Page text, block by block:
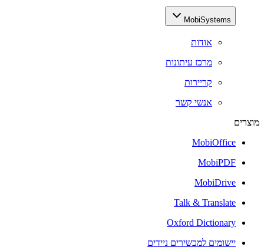
MobiSystems
אודות
מרכז עיתונות
קריירות
אנשי קשר
מוצרים
MobiOffice
MobiPDF
MobiDrive
Talk & Translate
Oxford Dictionary
יישומים למכשירים ניידים